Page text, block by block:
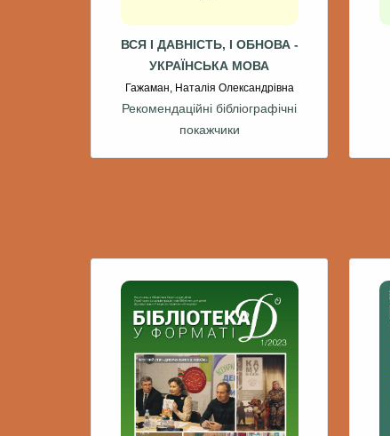
ВСЯ І ДАВНІСТЬ, І ОБНОВА -
УКРАЇНСЬКА МОВА
Гажаман, Наталія Олександрівна
Рекомендаційні бібліографічні
покажчики